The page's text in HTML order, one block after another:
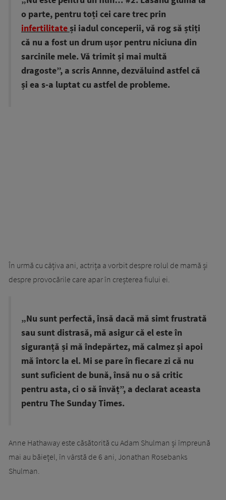
o parte, pentru toți cei care trec prin
infertilitateși iadul conceperii, vă rog să știți
că nu a fost un drum ușor pentru niciuna din
sarcinile mele. Vă trimit și mai multă
dragoste”, a scris Annne, dezvăluind astfel că
și ea s-a luptat cu astfel de probleme.
În urmă cu câțiva ani, actrița a vorbit despre rolul de mamă și
despre provocările care apar în creșterea fiului ei.
„Nu sunt perfectă, însă dacă mă simt frustrată
sau sunt distrasă, mă asigur că el este în
siguranță și mă îndepărtez, mă calmez și apoi
mă întorc la el. Mi se pare în fiecare zi că nu
sunt suficient de bună, însă nu o să critic
pentru asta, ci o să învăț”, a declarat aceasta
pentru The Sunday Times.
Anne Hathaway este căsătorită cu Adam Shulman și împreună
mai au băiețel, în vârstă de 6 ani, Jonathan Rosebanks
Shulman.